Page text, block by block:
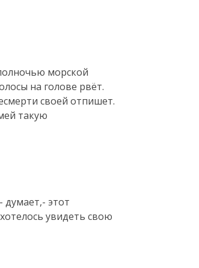
морской
на голове рвёт.
своей отпишет.
такую
думает,- этот
увидеть свою